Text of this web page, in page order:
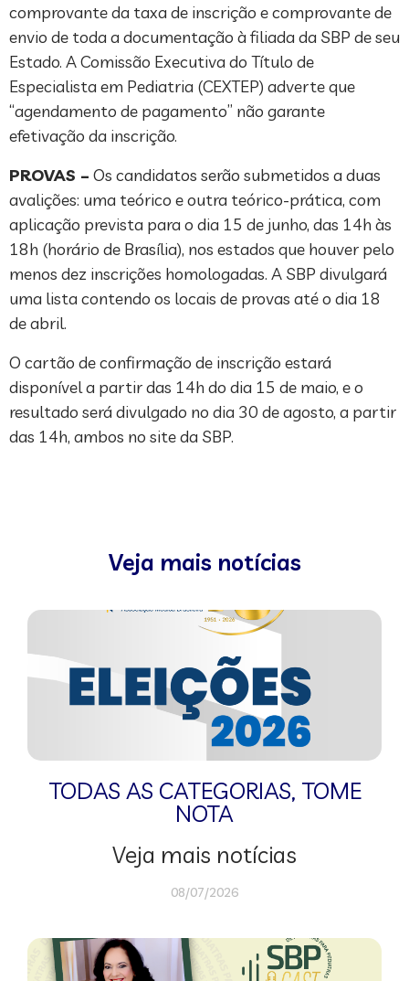
comprovante da taxa de inscrição e comprovante de
envio de toda a documentação à filiada da SBP de seu
Estado. A Comissão Executiva do Título de
Especialista em Pediatria (CEXTEP) adverte que
“agendamento de pagamento” não garante
efetivação da inscrição.
PROVAS – Os candidatos serão submetidos a duas
avalições: uma teórico e outra teórico-prática, com
aplicação prevista para o dia 15 de junho, das 14h às
18h (horário de Brasília), nos estados que houver pelo
menos dez inscrições homologadas. A SBP divulgará
uma lista contendo os locais de provas até o dia 18
de abril.
O cartão de confirmação de inscrição estará
disponível a partir das 14h do dia 15 de maio, e o
resultado será divulgado no dia 30 de agosto, a partir
das 14h, ambos no site da SBP.
Veja mais notícias
TODAS AS CATEGORIAS, TOME
NOTA
Veja mais notícias
08/07/2026